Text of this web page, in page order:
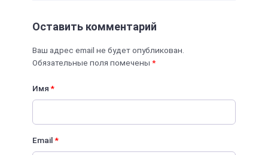
Оставить комментарий
Ваш адрес email не будет опубликован.
Обязательные поля помечены *
Имя*
Email*